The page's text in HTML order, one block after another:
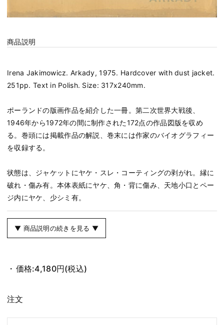
商品説明
Irena Jakimowicz. Arkady, 1975. Hardcover with dust jacket.
251pp. Text in Polish. Size: 317x240mm.
ポーランドの版画作品を紹介した一冊。第二次世界大戦後、
1946年から1972年の間に制作された172点の作品図版を収め
る。巻頭には掲載作品の解説、巻末には作家のバイオグラフィー
を収録する。
状態は、ジャケットにヤケ・スレ・コーティングの剥がれ。縁に
破れ・傷み有。本体表紙にヤケ、角・背に傷み、天地小口とペー
ジ内にヤケ、少シミ有。
▼ 商品説明の続きを見る ▼
価格:4,180円(税込)
注文